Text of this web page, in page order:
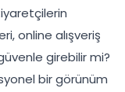
online alışveriş
girebilir mi?
bir görünüm